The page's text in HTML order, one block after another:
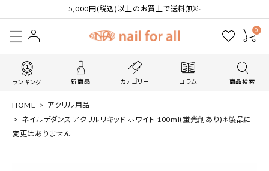
5,000円(税込)以上のお買上で送料無料
0
ランキング 新商品 カテゴリー コラム 商品検索
HOME
アクリル用品
ネイルデダンス アクリルリキッド ホワイト 100ml(蛍光剤あり)＊製品に
変更はありません